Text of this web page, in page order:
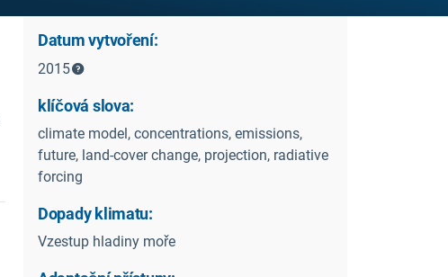
Datum vytvoření:
2015
klíčová slova:
climate model, concentrations, emissions,
future, land-cover change, projection, radiative
forcing
Dopady klimatu:
Vzestup hladiny moře